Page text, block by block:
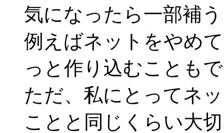
気になったら一部補
例えばネットをやめ
っと作り込むことも
ただ、私にとってネ
ことと同じくらい大